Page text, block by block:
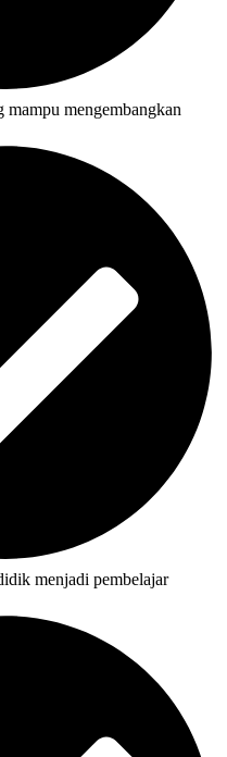
mengembangkan
menjadi pembelajar